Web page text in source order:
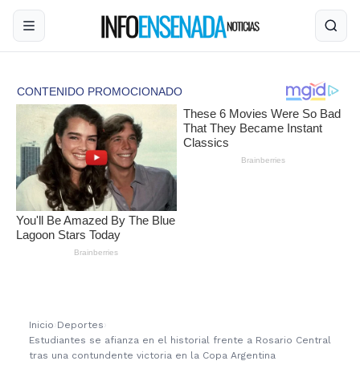
Inicio ›Deportes ›
Estudiantes se afianza en el historial frente a Rosario Central
tras una contundente victoria en la Copa Argentina